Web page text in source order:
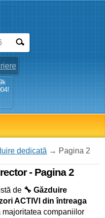
dedicată → Pagina 2
- Pagina 2
de 🔧 Găzduire
ACTIVI din întreaga
companiilor